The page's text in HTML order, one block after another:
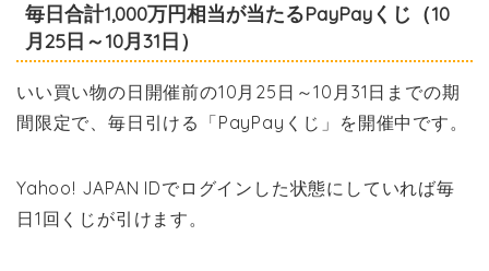
毎日合計1,000万円相当が当たるPayPayくじ（10
月25日～10月31日）
いい買い物の日開催前の10月25日～10月31日までの期
間限定で、毎日引ける「PayPayくじ」を開催中です。
Yahoo! JAPAN IDでログインした状態にしていれば毎
日1回くじが引けます。